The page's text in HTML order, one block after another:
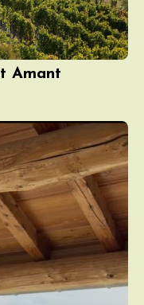
Amant